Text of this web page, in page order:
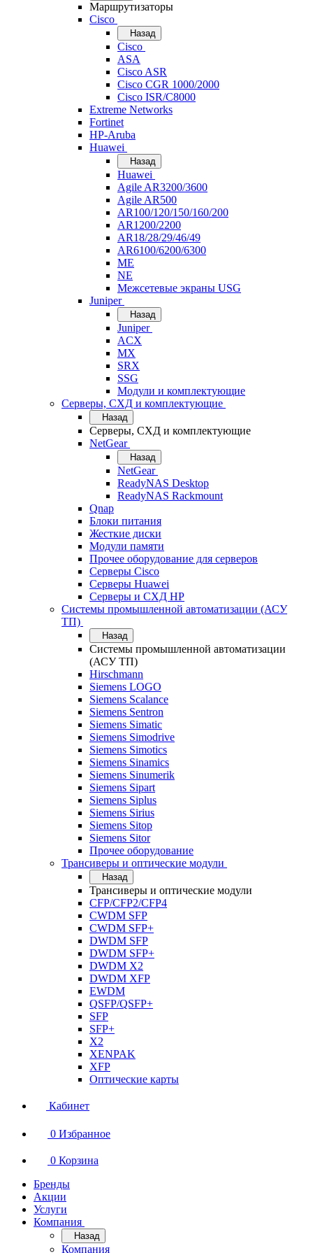
Маршрутизаторы
Cisco
Назад
Cisco
ASA
Cisco ASR
Cisco CGR 1000/2000
Cisco ISR/С8000
Extreme Networks
Fortinet
HP-Aruba
Huawei
Назад
Huawei
Agile AR3200/3600
Agile AR500
AR100/120/150/160/200
AR1200/2200
AR18/28/29/46/49
AR6100/6200/6300
ME
NE
Межсетевые экраны USG
Juniper
Назад
Juniper
ACX
MX
SRX
SSG
Модули и комплектующие
Серверы, СХД и комплектующие
Назад
Серверы, СХД и комплектующие
NetGear
Назад
NetGear
ReadyNAS Desktop
ReadyNAS Rackmount
Qnap
Блоки питания
Жесткие диски
Модули памяти
Прочее оборудование для серверов
Серверы Cisco
Серверы Huawei
Серверы и СХД HP
Системы промышленной автоматизации (АСУ
ТП)
Назад
Системы промышленной автоматизации
(АСУ ТП)
Hirschmann
Siemens LOGO
Siemens Scalance
Siemens Sentron
Siemens Simatic
Siemens Simodrive
Siemens Simotics
Siemens Sinamics
Siemens Sinumerik
Siemens Sipart
Siemens Siplus
Siemens Sirius
Siemens Sitop
Siemens Sitor
Прочее оборудование
Трансиверы и оптические модули
Назад
Трансиверы и оптические модули
CFP/CFP2/CFP4
CWDM SFP
CWDM SFP+
DWDM SFP
DWDM SFP+
DWDM X2
DWDM XFP
EWDM
QSFP/QSFP+
SFP
SFP+
X2
XENPAK
XFP
Оптические карты
Кабинет
0 Избранное
0 Корзина
Бренды
Акции
Услуги
Компания
Назад
Компания